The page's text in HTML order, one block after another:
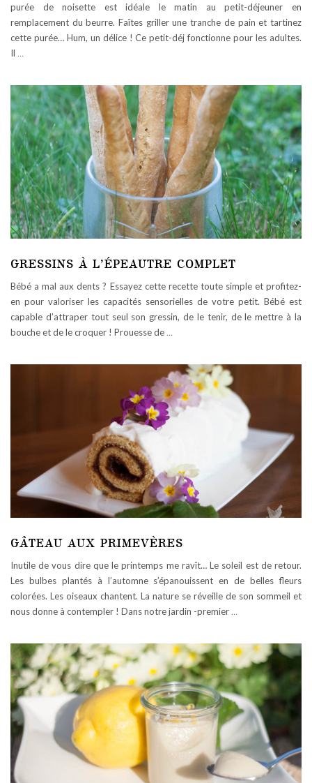
purée de noisette est idéale le matin au petit-déjeuner en
remplacement du beurre. Faîtes griller une tranche de pain et tartinez
cette purée… Hum, un délice ! Ce petit-déj fonctionne pour les adultes.
Il …
GRESSINS À L’ÉPEAUTRE COMPLET
Bébé a mal aux dents ? Essayez cette recette toute simple et profitez-
en pour valoriser les capacités sensorielles de votre petit. Bébé est
capable d’attraper tout seul son gressin, de le tenir, de le mettre à la
bouche et de le croquer ! Prouesse de …
GÂTEAU AUX PRIMEVÈRES
Inutile de vous dire que le printemps me ravît… Le soleil est de retour.
Les bulbes plantés à l’automne s’épanouissent en de belles fleurs
colorées. Les oiseaux chantent. La nature se réveille de son sommeil et
nous donne à contempler ! Dans notre jardin -premier …